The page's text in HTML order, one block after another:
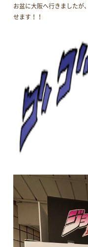
お盆に大阪へ行きましたが
せます！！